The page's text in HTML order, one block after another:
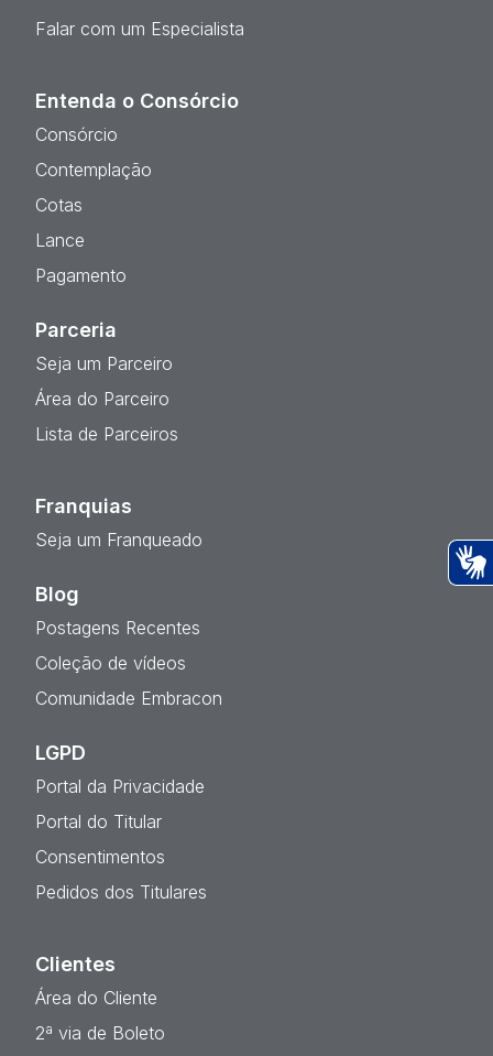
Falar com um Especialista
Entenda o Consórcio
Consórcio
Contemplação
Cotas
Lance
Pagamento
Parceria
Seja um Parceiro
Área do Parceiro
Lista de Parceiros
Franquias
Seja um Franqueado
Blog
Postagens Recentes
Coleção de vídeos
Comunidade Embracon
LGPD
Portal da Privacidade
Portal do Titular
Consentimentos
Pedidos dos Titulares
Clientes
Área do Cliente
2ª via de Boleto